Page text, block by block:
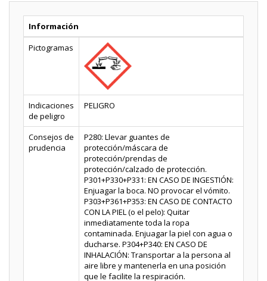
Información
Pictogramas
Indicaciones
de peligro
PELIGRO
Consejos de
prudencia
P280: Llevar guantes de
protección/máscara de
protección/prendas de
protección/calzado de protección.
P301+P330+P331: EN CASO DE INGESTIÓN:
Enjuagar la boca. NO provocar el vómito.
P303+P361+P353: EN CASO DE CONTACTO
CON LA PIEL (o el pelo): Quitar
inmediatamente toda la ropa
contaminada. Enjuagar la piel con agua o
ducharse. P304+P340: EN CASO DE
INHALACIÓN: Transportar a la persona al
aire libre y mantenerla en una posición
que le facilite la respiración.